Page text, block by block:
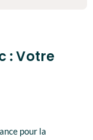
: Votre
pour la